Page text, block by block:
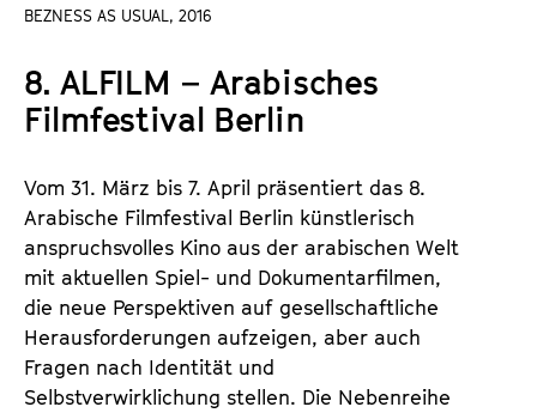
t
t
e
V
.
BEZNESS AS USUAL, 2016
8. ALFILM – Arabisches
Filmfestival Berlin
Vom 31. März bis 7. April präsentiert das 8.
Arabische Filmfestival Berlin künstlerisch
anspruchsvolles Kino aus der arabischen Welt
mit aktuellen Spiel- und Dokumentarfilmen,
die neue Perspektiven auf gesellschaftliche
Herausforderungen aufzeigen, aber auch
Fragen nach Identität und
Selbstverwirklichung stellen. Die Nebenreihe